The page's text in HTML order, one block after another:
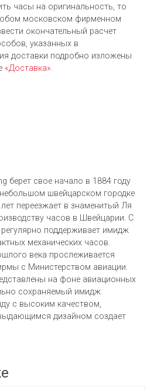
часы на оригинальность, то
московском фирменном
окончательный расчет
указанных в
доставки подробно изложены
«Доставка».
берет свое начало в 1884 году
швейцарском городке
переезжает в знаменитый Ля
часов в Швейцарии. С
поддерживает имидж
механических часов.
века прослеживается
с Министерством авиации.
на фоне авиационных
сохраняемый имидж
с высоким качеством,
дизайном создает